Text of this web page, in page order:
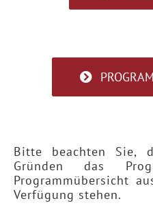
Bitte beachten Sie,
Gründen das
Programmübersicht
Verfügung stehen.